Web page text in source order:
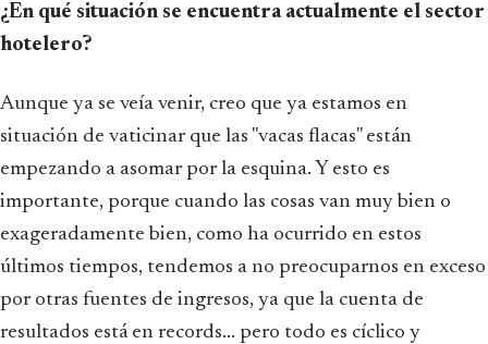
¿En qué situación se encuentra actualmente el sector
hotelero?
Aunque ya se veía venir, creo que ya estamos en
situación de vaticinar que las "vacas flacas" están
empezando a asomar por la esquina. Y esto es
importante, porque cuando las cosas van muy bien o
exageradamente bien, como ha ocurrido en estos
últimos tiempos, tendemos a no preocuparnos en exceso
por otras fuentes de ingresos, ya que la cuenta de
resultados está en records... pero todo es cíclico y